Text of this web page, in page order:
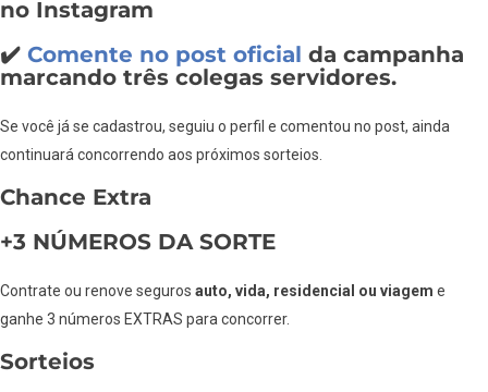
no Instagram
✔️ Comente no post oficial da campanha
marcando três colegas servidores.
Se você já se cadastrou, seguiu o perfil e comentou no post, ainda
continuará concorrendo aos próximos sorteios.
Chance Extra
+3 NÚMEROS DA SORTE
Contrate ou renove seguros auto, vida, residencial ou viagem e
ganhe 3 números EXTRAS para concorrer.
Sorteios